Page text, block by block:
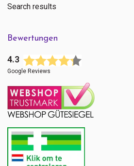
Search results
Bewertungen
4.3
Google Reviews